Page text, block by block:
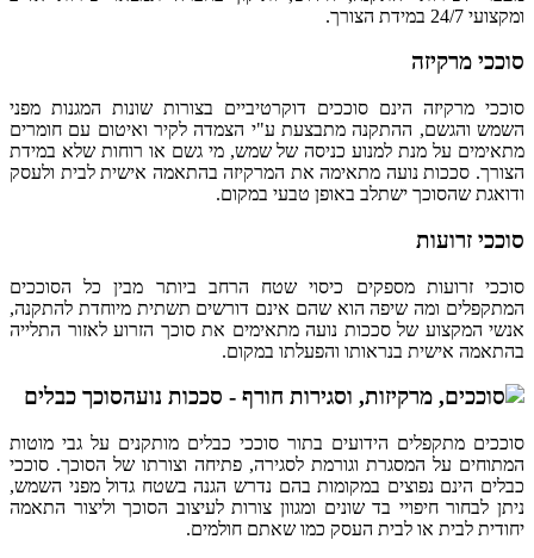
ומקצועי 24/7 במידת הצורך.
סוככי מרקיזה
סוככי מרקיזה הינם סוככים דוקרטיביים בצורות שונות המגנות מפני
השמש והגשם, ההתקנה מתבצעת ע"י הצמדה לקיר ואיטום עם חומרים
מתאימים על מנת למנוע כניסה של שמש, מי גשם או רוחות שלא במידת
הצורך. סככות נועה מתאימה את המרקיזה בהתאמה אישית לבית ולעסק
ודואגת שהסוכך ישתלב באופן טבעי במקום.
סוככי זרועות
סוככי זרועות מספקים כיסוי שטח הרחב ביותר מבין כל הסוככים
המתקפלים ומה שיפה הוא שהם אינם דורשים תשתית מיוחדת להתקנה,
אנשי המקצוע של סככות נועה מתאימים את סוכך הזרוע לאזור התלייה
בהתאמה אישית בנראותו והפעלתו במקום.
סוכך כבלים
סוככים מתקפלים הידועים בתור סוככי כבלים מותקנים על גבי מוטות
המתוחים על המסגרת וגורמת לסגירה, פתיחה וצורתו של הסוכך. סוככי
כבלים הינם נפוצים במקומות בהם נדרש הגנה בשטח גדול מפני השמש,
ניתן לבחור חיפויי בד שונים ומגוון צורות לעיצוב הסוכך וליצור התאמה
יחודית לבית או לבית העסק כמו שאתם חולמים.